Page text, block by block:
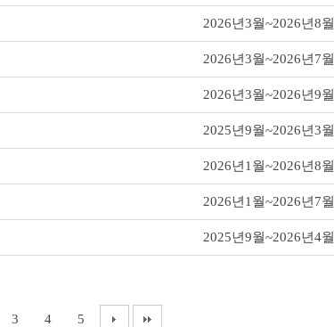
2026년3월~2026년8월
2026년3월~2026년7월
2026년3월~2026년9월
2025년9월~2026년3월
2026년1월~2026년8월
2026년1월~2026년7월
2025년9월~2026년4월
3 4 5